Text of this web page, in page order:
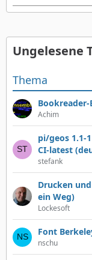
Ungelesene
Thema
Bookreader-
Achim
pi/geos 1.1-
CI-latest
stefank
Drucken
ein Weg)
Lockesoft
Font
nschu